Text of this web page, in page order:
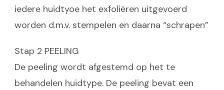
iedere huidtyoe het exfoliëren uitgevoerd
worden d.m.v. stempelen en daarna “schrapen”
Stap 2 PEELING
De peeling wordt afgestemd op het te
behandelen huidtype. De peeling bevat een